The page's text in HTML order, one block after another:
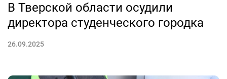
В Тверской области осудили
директора студенческого городка
26.09.2025